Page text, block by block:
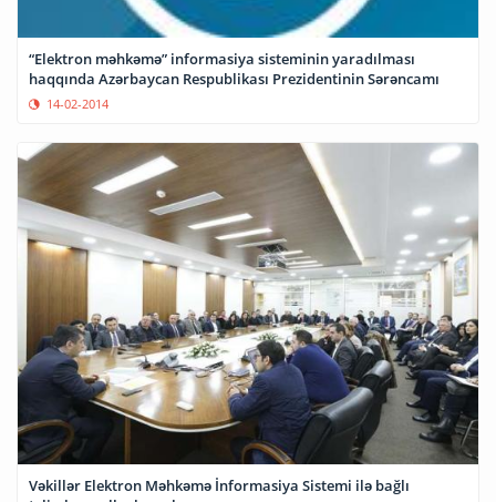
“Elektron məhkəmə” informasiya sisteminin yaradılması
haqqında Azərbaycan Respublikası Prezidentinin Sərəncamı
14-02-2014
Vəkillər Elektron Məhkəmə İnformasiya Sistemi ilə bağlı